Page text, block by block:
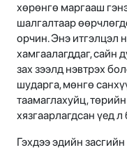
хөрөнгө маргааш
шалгалтаар
орчин. Энэ итгэлцэл
хамгаалагддаг, сайн
зах зээлд нэвтрэх
шударга, мөнгө
таамаглахуйц,
хязгаарлагдсан үед
Гэхдээ эдийн